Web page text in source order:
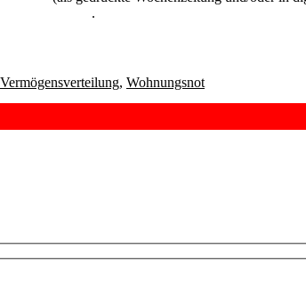
.
Vermögensverteilung, Wohnungsnot